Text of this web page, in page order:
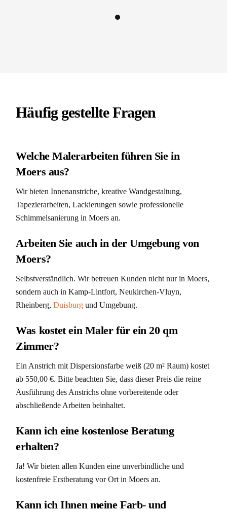
sahen aus wie neu und alles war super ordentlich. Eine rundum
Häufig gestellte Fragen
Welche Malerarbeiten führen Sie in
Moers aus?
Wir bieten Innenanstriche, kreative Wandgestaltung,
Tapezierarbeiten, Lackierungen sowie professionelle
Schimmelsanierung in Moers an.
Arbeiten Sie auch in der Umgebung von
Moers?
Selbstverständlich. Wir betreuen Kunden nicht nur in Moers,
sondern auch in Kamp-Lintfort, Neukirchen-Vluyn,
Rheinberg,Duisburg und Umgebung.
Was kostet ein Maler für ein 20 qm
Zimmer?
Ein Anstrich mit Dispersionsfarbe weiß (20 m² Raum) kostet
ab 550,00 €. Bitte beachten Sie, dass dieser Preis die reine
Ausführung des Anstrichs ohne vorbereitende oder
abschließende Arbeiten beinhaltet.
Kann ich eine kostenlose Beratung
erhalten?
Ja! Wir bieten allen Kunden eine unverbindliche und
kostenfreie Erstberatung vor Ort in Moers an.
Kann ich Ihnen meine Farb- und